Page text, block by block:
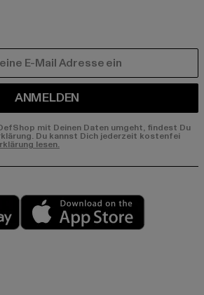
ANMELDEN
mit Deinen Daten umgeht, findest Du
Du kannst Dich jederzeit kostenfei
lesen.
Play market